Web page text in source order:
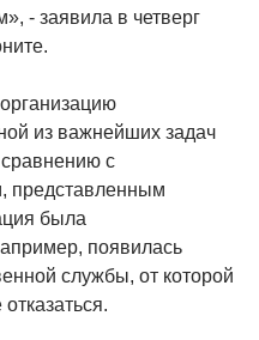
- заявила в четверг
из важнейших задач
с
представленным
была
появилась
службы, от которой